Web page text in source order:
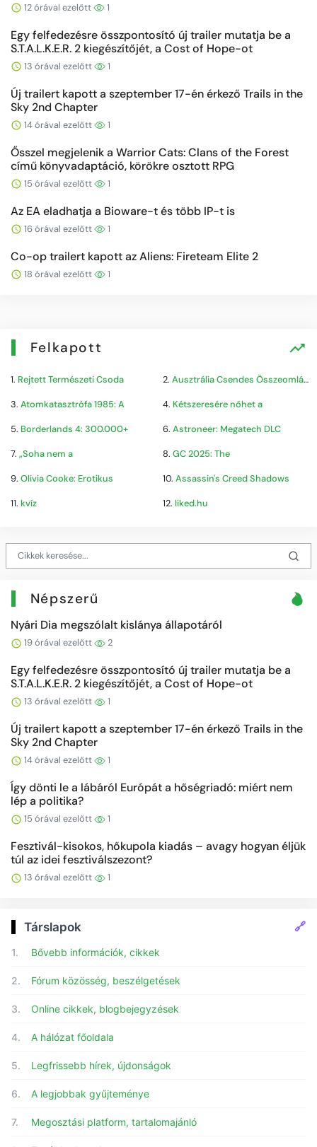
12 órával ezelőtt 1
Egy felfedezésre összpontosító új trailer mutatja be a
S.T.A.L.K.E.R. 2 kiegészítőjét, a Cost of Hope-ot
13 órával ezelőtt 1
Új trailert kapott a szeptember 17-én érkező Trails in the
Sky 2nd Chapter
14 órával ezelőtt 1
Ősszel megjelenik a Warrior Cats: Clans of the Forest
című könyvadaptáció, körökre osztott RPG
15 órával ezelőtt 1
Az EA eladhatja a Bioware-t és több IP-t is
16 órával ezelőtt 1
Co-op trailert kapott az Aliens: Fireteam Elite 2
18 órával ezelőtt 1
Felkapott
1. Rejtett Természeti Csoda 2. Ausztrália Csendes Összeomlása
3. Atomkatasztrófa 1985: A 4. Kétszeresére nőhet a
5. Borderlands 4: 300.000+ 6. Astroneer: Megatech DLC
7. „Soha nem a 8. GC 2025: The
9. Olivia Cooke: Erotikus 10. Assassin's Creed Shadows
11. kvíz 12. liked.hu
Népszerű
Nyári Dia megszólalt kislánya állapotáról
19 órával ezelőtt 2
Egy felfedezésre összpontosító új trailer mutatja be a
S.T.A.L.K.E.R. 2 kiegészítőjét, a Cost of Hope-ot
13 órával ezelőtt 1
Új trailert kapott a szeptember 17-én érkező Trails in the
Sky 2nd Chapter
14 órával ezelőtt 1
Így dönti le a lábáról Európát a hőségriadó: miért nem
lép a politika?
15 órával ezelőtt 1
Fesztivál-kisokos, hőkupola kiadás – avagy hogyan éljük
túl az idei fesztiválszezont?
13 órával ezelőtt 1
Társlapok 🔗
1. Bővebb információk, cikkek
2. Fórum közösség, beszélgetések
3. Online cikkek, blogbejegyzések
4. A hálózat főoldala
5. Legfrissebb hírek, újdonságok
6. A legjobbak gyűjteménye
7. Megosztási platform, tartalomajánló